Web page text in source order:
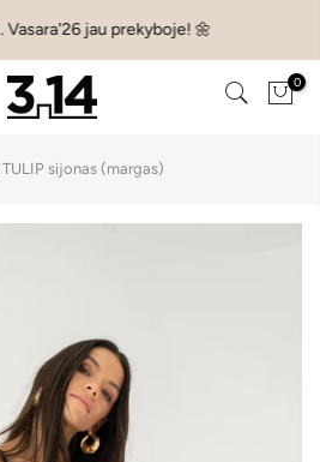
Vasara'26 jau prekyboje! 🌼
0
sijonas (margas)